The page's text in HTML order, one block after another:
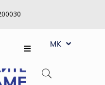
MK
SQ